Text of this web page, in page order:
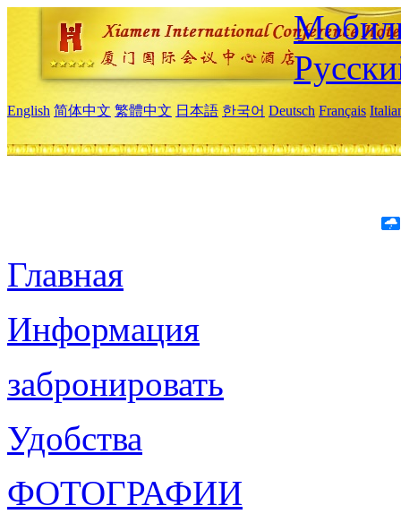
English 简体中文 繁體中文 日本語 한국어 Deutsch Français
Главная
Информация
забронировать
Удобства
ФОТОГРАФИИ